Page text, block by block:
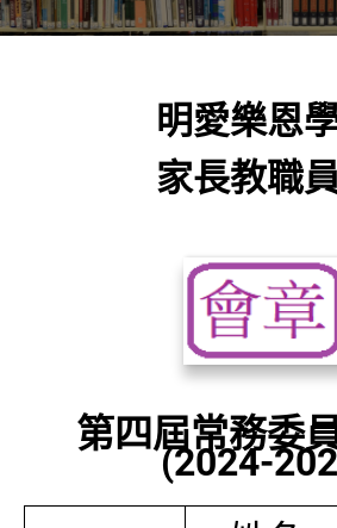
明愛樂恩
家長教職
第四屆常務委
(2024-